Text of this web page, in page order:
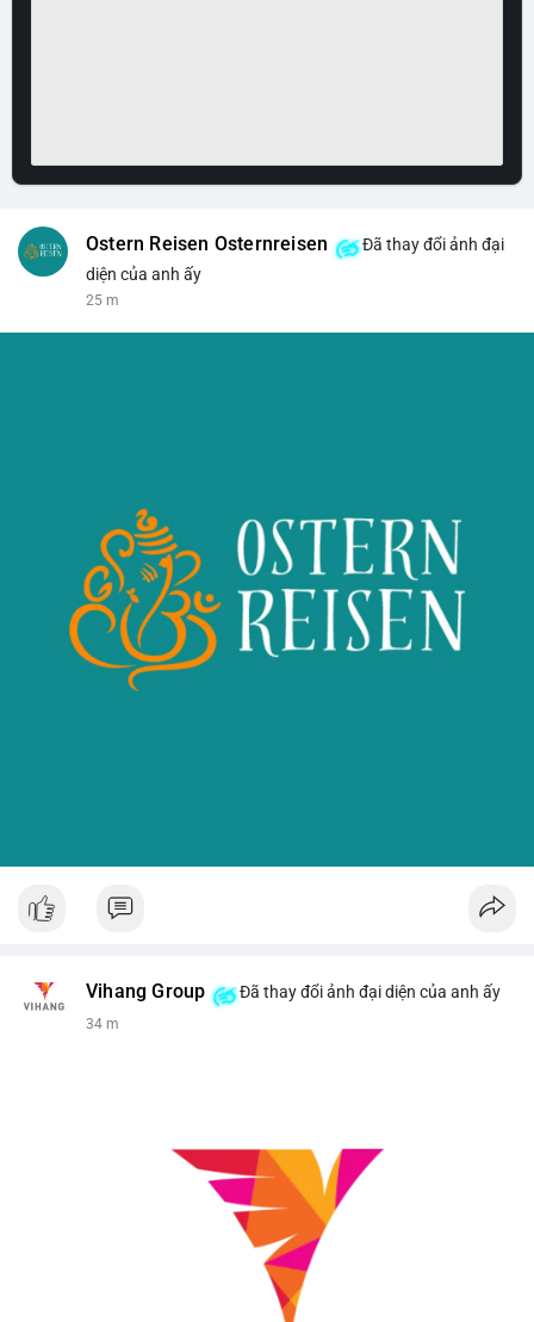
Ostern Reisen Osternreisen
Đã thay đổi ảnh đại
diện của anh ấy
25 m
Vihang Group Đã thay đổi ảnh đại diện của anh ấy
34 m